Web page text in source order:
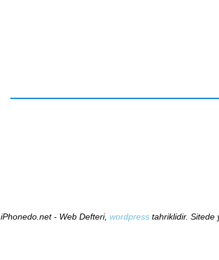
iPhonedo.net - Web Defteri, wordpresstahriklidir. Sitede